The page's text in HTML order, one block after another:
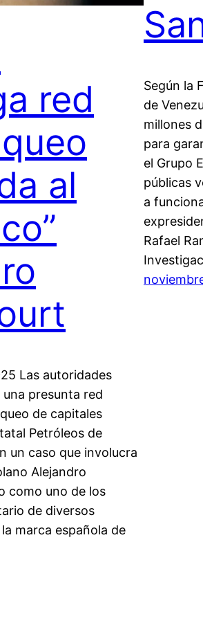
red
al
Las autoridades
presunta red
de capitales
Petróleos de
un caso que involucra
Alejandro
como uno de los
de diversos
marca española de
Según la
de
millones
para
el Grupo
públicas
a
Rafael